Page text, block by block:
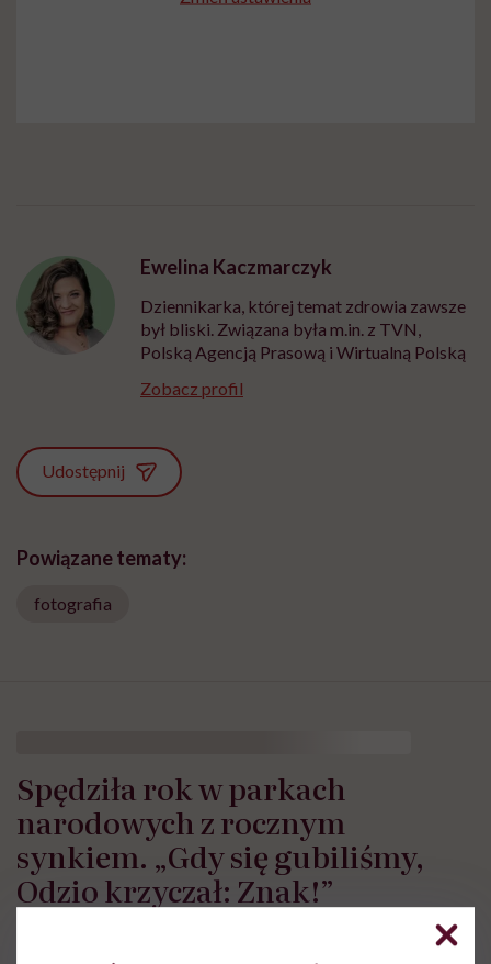
Ewelina Kaczmarczyk
Dziennikarka, której temat zdrowia zawsze
był bliski. Związana była m.in. z TVN,
Polską Agencją Prasową i Wirtualną Polską
Zobacz profil
Udostępnij
Powiązane tematy:
fotografia
Spędziła rok w parkach
narodowych z rocznym
synkiem. „Gdy się gubiliśmy,
Odzio krzyczał: Znak!”